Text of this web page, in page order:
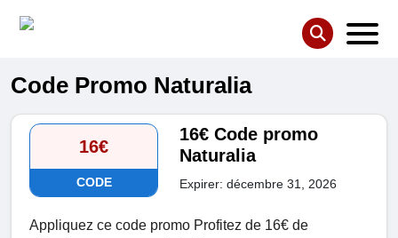
Code Promo Naturalia
16€
CODE
16€ Code promo
Naturalia
Expirer: décembre 31, 2026
Appliquez ce code promo Profitez de 16€ de